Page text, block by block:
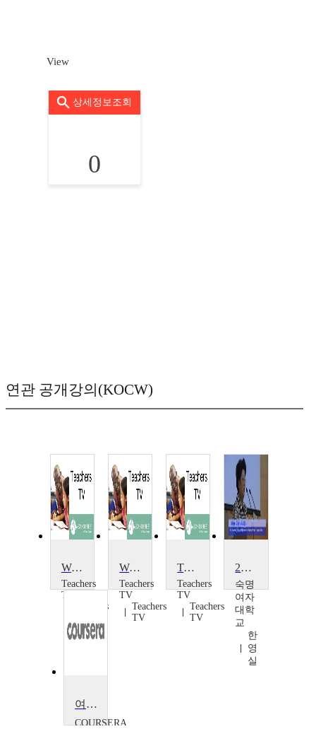
View
상세정보조회
0
연관 공개강의(KOCW)
Women and Pay
Teachers
TV
Teachers
Women Affected by War: Sudan
Teachers
TV
Teachers
TV
Talking Women Heads
Teachers
TV
Teachers
TV
2011 Asian and Africa Womens conference
숙명
여자
대학
교
한
영
실
여성 리더: 긍정적 변화를 가져오다
COURSERA